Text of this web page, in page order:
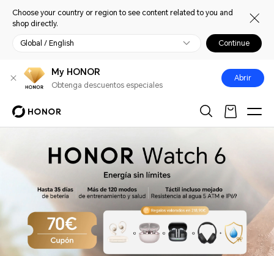
Choose your country or region to see content related to you and
shop directly.
Global / English Continue
My HONOR
Obtenga descuentos especiales
Abrir